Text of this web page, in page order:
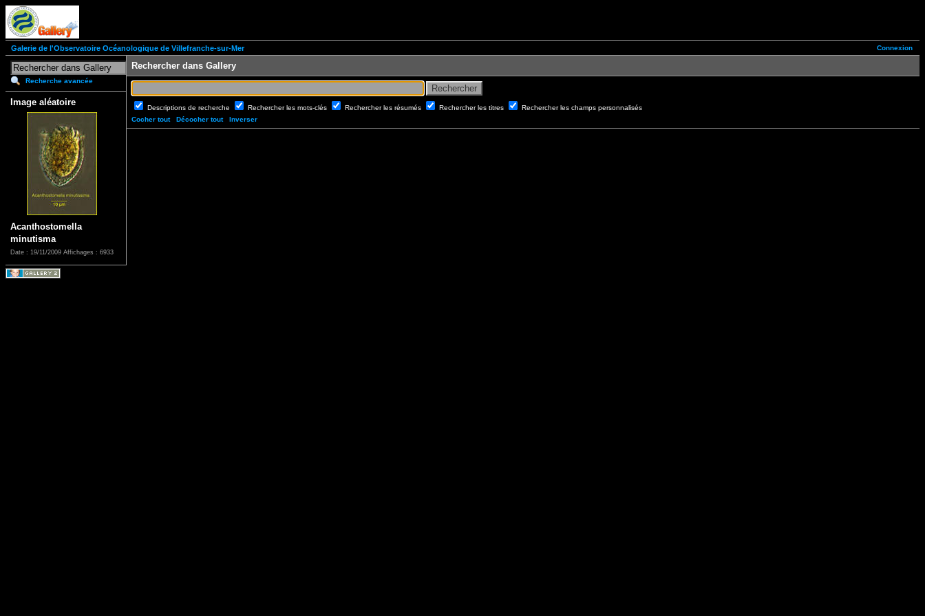
Connexion
Galerie de l'Observatoire Océanologique de Villefranche-sur-Mer
Recherche avancée
Image aléatoire
Acanthostomella
minutisma
Date : 19/11/2009 Affichages : 6933
Rechercher dans Gallery
Descriptions de recherche Rechercher les mots-clés Rechercher les résumés Rechercher les titres
Rechercher les champs personnalisés
Cocher tout
Décocher tout Inverser